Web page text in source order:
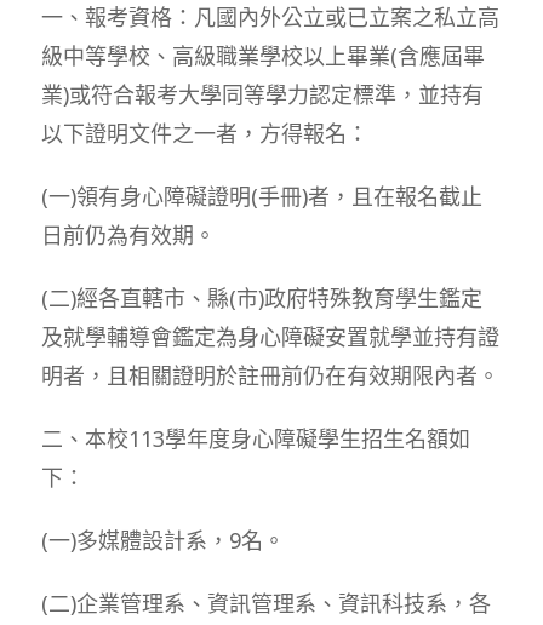
一、報考資格：凡國內外公立或已立案之私立高
級中等學校、高級職業學校以上畢業(含應屆畢
業)或符合報考大學同等學力認定標準，並持有
以下證明文件之一者，方得報名：
(一)領有身心障礙證明(手冊)者，且在報名截止
日前仍為有效期。
(二)經各直轄市、縣(市)政府特殊教育學生鑑定
及就學輔導會鑑定為身心障礙安置就學並持有證
明者，且相關證明於註冊前仍在有效期限內者。
二、本校113學年度身心障礙學生招生名額如
下：
(一)多媒體設計系，9名。
(二)企業管理系、資訊管理系、資訊科技系，各